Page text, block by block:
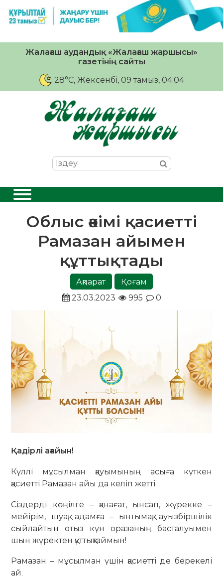
Жалағаш аудандық «Жалағаш жаршысы»
газетінің сайты
28°C, Жексенбі, 09 тамыз, 04:04
Облыс әкімі қасиетті
Рамазан айымен
құттықтады
Ақпарат
Қоғам
23.03.2023
995 0
Қадірлі ағайын!
Күллі мұсылман қауымының асыға күткен
қасиетті Рамазан айы да келіп жетті.
Сіздерді көңілге – қанағат, ынсап, жүрекке –
мейірім, шуақ, адамға – ынтымақ, ауызбіршілік
сыйлайтын отыз күн оразаның басталуымен
шын жүректен құттықтаймын!
Рамазан – мұсылман үшін қасиетті де берекелі
ай.